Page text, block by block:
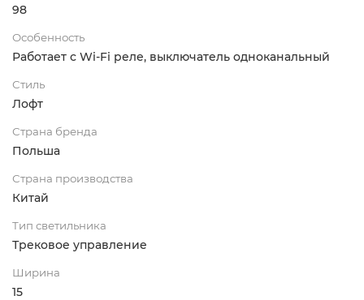
98
Особенность
Работает с Wi-Fi реле, выключатель одноканальный
Стиль
Лофт
Страна бренда
Польша
Страна производства
Китай
Тип светильника
Трековое управление
Ширина
15